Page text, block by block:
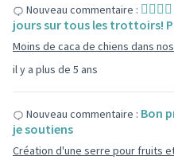
il y a plus de 5 ans
Nouveau commentaire :
jours sur tous les trottoirs!
Moins de caca de chiens dans
Nouveau commentaire : Bon
je soutiens
Création d'une serre pour fruits